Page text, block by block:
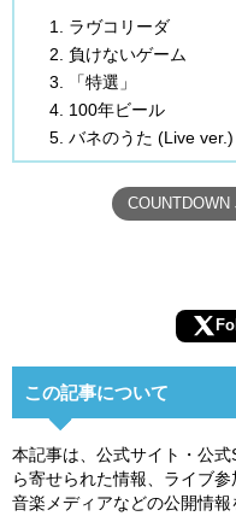
ラヴコリーダ
負けないゲーム
「特選」
100年ビール
バネのうた (Live ver.)
この記事について
本記事は、公式サイト・公
ら寄せられた情報、ライブ
音楽メディアなどの公開情